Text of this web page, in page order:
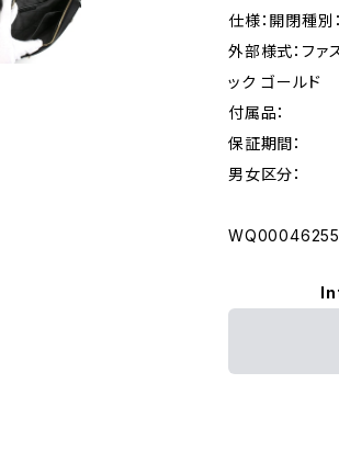
仕様：開閉種別
外部様式：ファ
ック ゴールド
付属品：
保証期間：
男女区分：
WQ00046255